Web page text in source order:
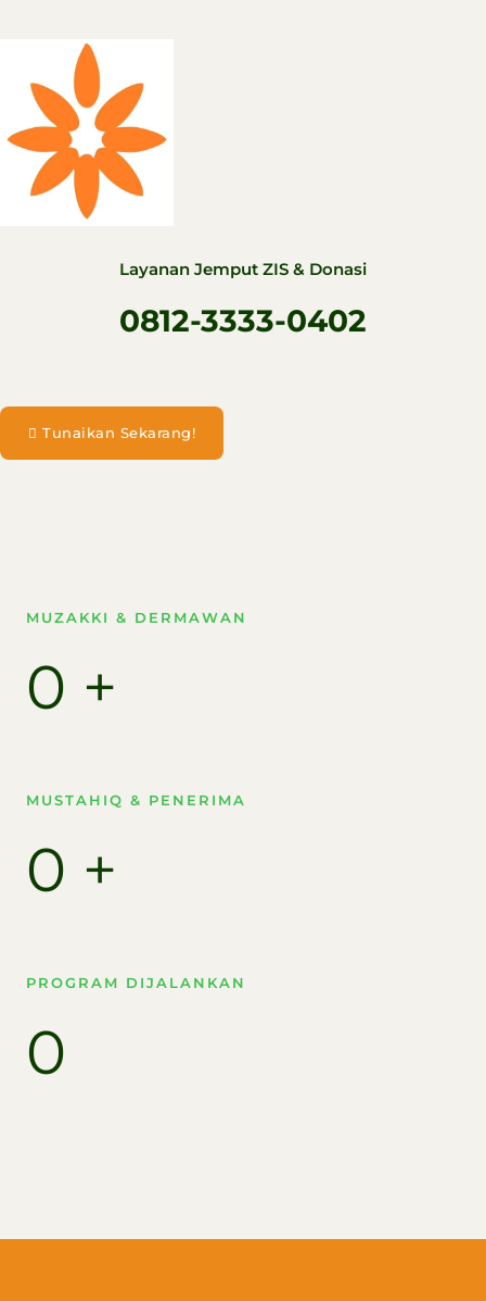
Layanan Jemput ZIS & Donasi
0812-3333-0402
Tunaikan Sekarang!
MUZAKKI & DERMAWAN
0 +
MUSTAHIQ & PENERIMA​
0 +
PROGRAM DIJALANKAN
0